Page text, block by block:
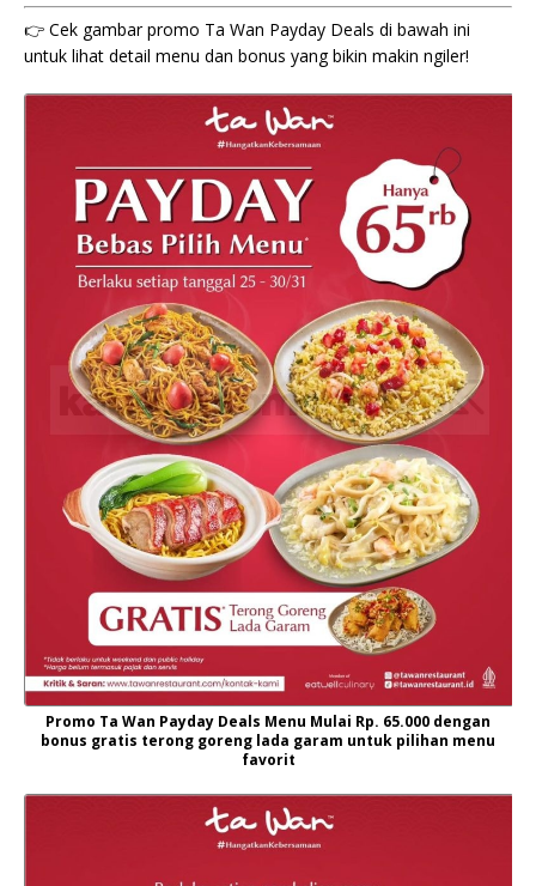
👉 Cek gambar promo Ta Wan Payday Deals di bawah ini
untuk lihat detail menu dan bonus yang bikin makin ngiler!
Promo Ta Wan Payday Deals Menu Mulai Rp. 65.000 dengan
bonus gratis terong goreng lada garam untuk pilihan menu
favorit